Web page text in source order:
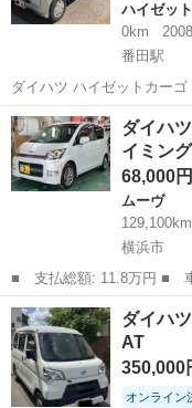
ハイゼット
0km
番田駅
ダイハツ ハイゼットカー
4WD）の出品です。 遠方
た状態で何の問題もなく快
済的な1台です。 【車...
神奈川 愛甲郡 番田駅
ダイハ
イミン
68,000円
ムーヴ
129,100km
横浜市
■ 支払総額: 11.8万円 ■ 車両本体価格： 68,000 円 ■ メーカー
名： ダイハツ ■ 車種
Ｘリミテッド タイミン
シート フルフ...
神奈川 横浜市 ムーヴ
ダイハ
AT
350,000
オンライン